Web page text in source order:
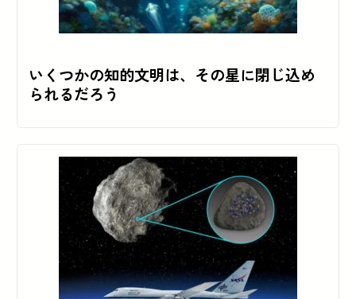
いくつかの知的文明は、その星に閉じ込め
られるだろう